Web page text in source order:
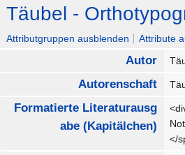
Zur
Navigation
springen
Zur
Suche
springen
Täubel -
Attributgruppen ausblenden Attribute
Autor
Autorenschaft
Formatierte Literaturausg
abe (Kapitälchen)
</